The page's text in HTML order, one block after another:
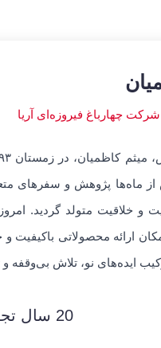
چهارباغ فیروزه‌ای آریا
از ماه‌ها پژوهش و سفرهای
و خلاقیت متولد گردید.
ارائه محصولاتی باکیفیت
ایده‌های نو، تلاش بی‌وقفه
20 سال تجربه در موارد مختلف